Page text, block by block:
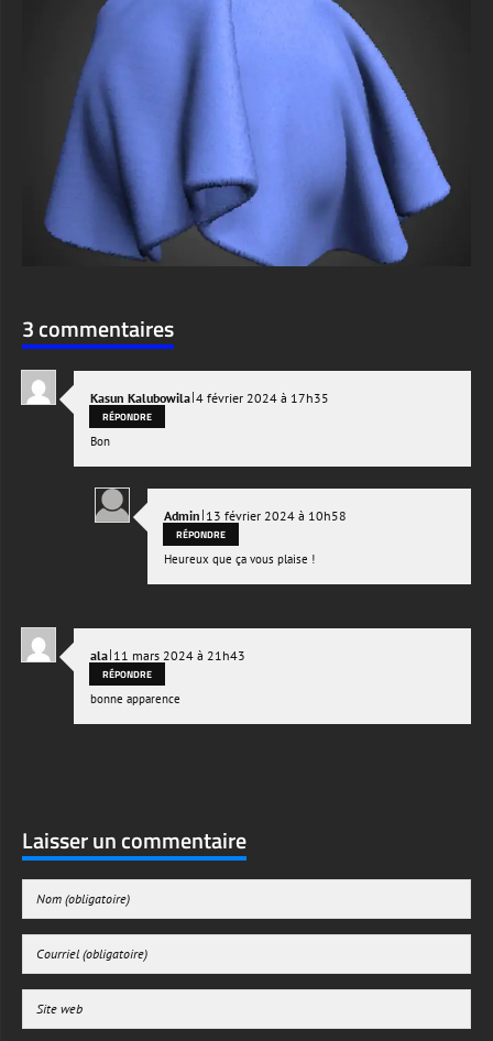
3 commentaires
Kasun Kalubowila|4 février 2024 à 17h35
RÉPONDRE
Bon
Admin | 13 février 2024 à 10h58
RÉPONDRE
Heureux que ça vous plaise !
ala| 11 mars 2024 à 21h43
RÉPONDRE
bonne apparence
Laisser un commentaire